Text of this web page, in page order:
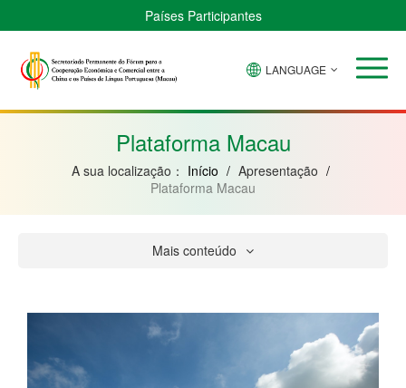
Países Participantes
Verde
Bissau
Guiné
Moçambique
LANGUAGE
Plataforma Macau
A sua localização： Início / Apresentação /
Plataforma Macau
Mais conteúdo